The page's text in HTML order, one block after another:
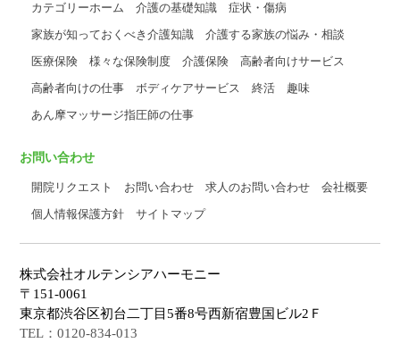
カテゴリーホーム 介護の基礎知識
症状・傷病
家族が知っておくべき介護知識
介護する家族の悩み・相談
医療保険
様々な保険制度 介護保険
高齢者向けサービス
高齢者向けの仕事
ボディケアサービス 終活
趣味
あん摩マッサージ指圧師の仕事
お問い合わせ
開院リクエスト お問い合わせ 求人のお問い合わせ
会社概要
個人情報保護方針
サイトマップ
株式会社オルテンシアハーモニー
〒151-0061
東京都渋谷区初台二丁目5番8号西新宿豊国ビル2Ｆ
TEL：0120-834-013